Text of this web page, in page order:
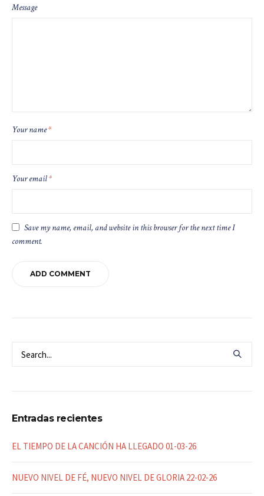
Message
Your name*
Your email*
Save my name, email, and website in this browser for the next time I
comment.
Entradas recientes
EL TIEMPO DE LA CANCIÓN HA LLEGADO 01-03-26
NUEVO NIVEL DE FÉ, NUEVO NIVEL DE GLORIA 22-02-26